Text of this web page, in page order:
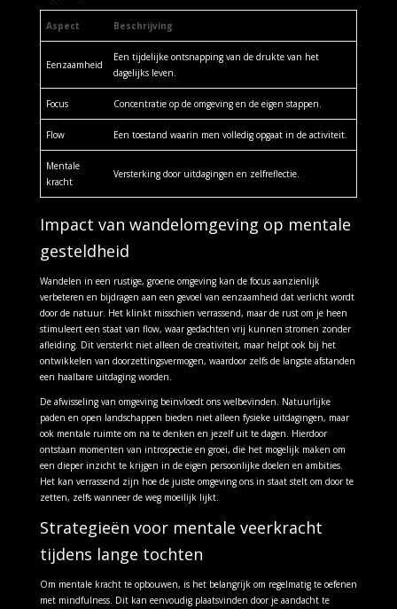
Aspect Beschrijving
Eenzaamheid
Een tijdelijke ontsnapping van de drukte van het
dagelijks leven.
Focus Concentratie op de omgeving en de eigen stappen.
Flow Een toestand waarin men volledig opgaat in de activiteit.
Mentale
kracht
Versterking door uitdagingen en zelfreflectie.
Impact van wandelomgeving op mentale
gesteldheid
Wandelen in een rustige, groene omgeving kan de focus aanzienlijk
verbeteren en bijdragen aan een gevoel van eenzaamheid dat verlicht wordt
door de natuur. Het klinkt misschien verrassend, maar de rust om je heen
stimuleert een staat van flow, waar gedachten vrij kunnen stromen zonder
afleiding. Dit versterkt niet alleen de creativiteit, maar helpt ook bij het
ontwikkelen van doorzettingsvermogen, waardoor zelfs de langste afstanden
een haalbare uitdaging worden.
De afwisseling van omgeving beïnvloedt ons welbevinden. Natuurlijke
paden en open landschappen bieden niet alleen fysieke uitdagingen, maar
ook mentale ruimte om na te denken en jezelf uit te dagen. Hierdoor
ontstaan momenten van introspectie en groei, die het mogelijk maken om
een dieper inzicht te krijgen in de eigen persoonlijke doelen en ambities.
Het kan verrassend zijn hoe de juiste omgeving ons in staat stelt om door te
zetten, zelfs wanneer de weg moeilijk lijkt.
Strategieën voor mentale veerkracht
tijdens lange tochten
Om mentale kracht te opbouwen, is het belangrijk om regelmatig te oefenen
met mindfulness. Dit kan eenvoudig plaatsvinden door je aandacht te